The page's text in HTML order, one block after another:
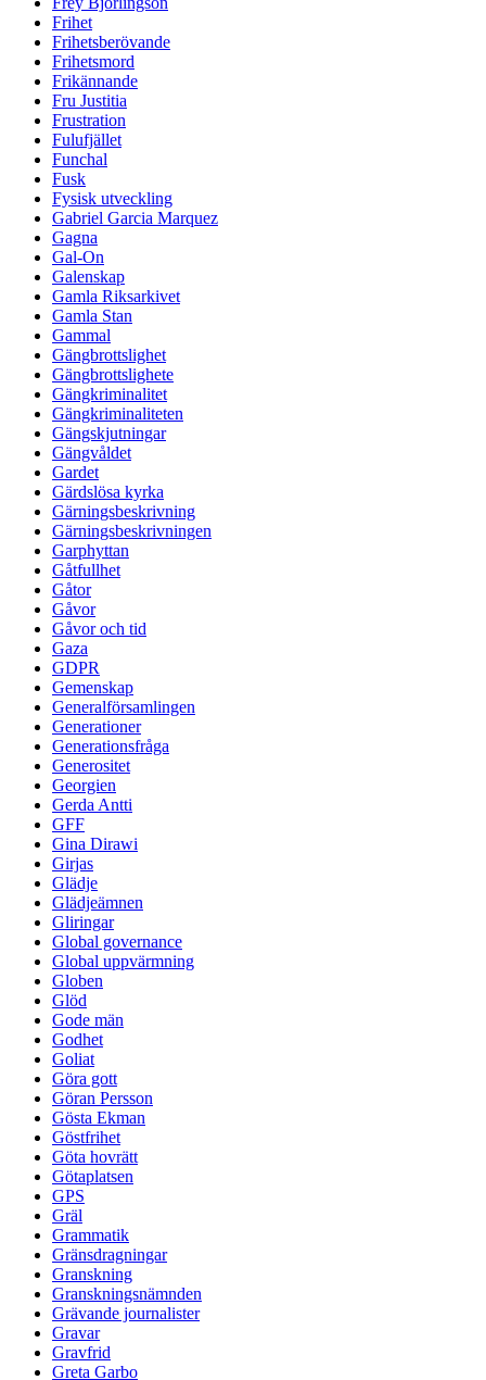
Frihet
Frihetsberövande
Frihetsmord
Frikännande
Fru Justitia
Frustration
Fulufjället
Funchal
Fusk
Fysisk utveckling
Gabriel Garcia Marquez
Gagna
Gal-On
Galenskap
Gamla Riksarkivet
Gamla Stan
Gammal
Gängbrottslighet
Gängbrottslighete
Gängkriminalitet
Gängkriminaliteten
Gängskjutningar
Gängvåldet
Gardet
Gärdslösa kyrka
Gärningsbeskrivning
Gärningsbeskrivningen
Garphyttan
Gåtfullhet
Gåtor
Gåvor
Gåvor och tid
Gaza
GDPR
Gemenskap
Generalförsamlingen
Generationer
Generationsfråga
Generositet
Georgien
Gerda Antti
GFF
Gina Dirawi
Girjas
Glädje
Glädjeämnen
Gliringar
Global governance
Global uppvärmning
Globen
Glöd
Gode män
Godhet
Goliat
Göra gott
Göran Persson
Gösta Ekman
Göstfrihet
Göta hovrätt
Götaplatsen
GPS
Gräl
Grammatik
Gränsdragningar
Granskning
Granskningsnämnden
Grävande journalister
Gravar
Gravfrid
Greta Garbo